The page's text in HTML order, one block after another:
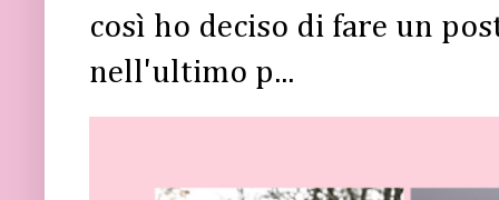
così ho deciso di fare un
nell'ultimo p...